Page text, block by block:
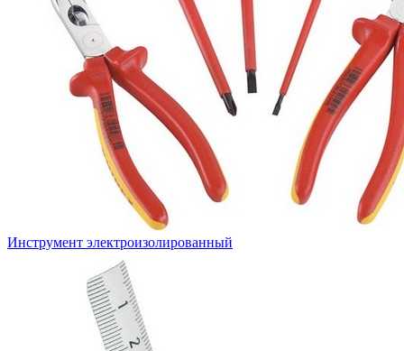
Инструмент электроизолированный